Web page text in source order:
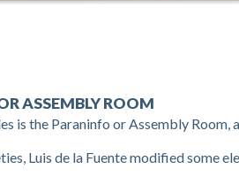
ASSEMBLY ROOM
is the Paraninfo or Assembly
Luis de la Fuente modified some